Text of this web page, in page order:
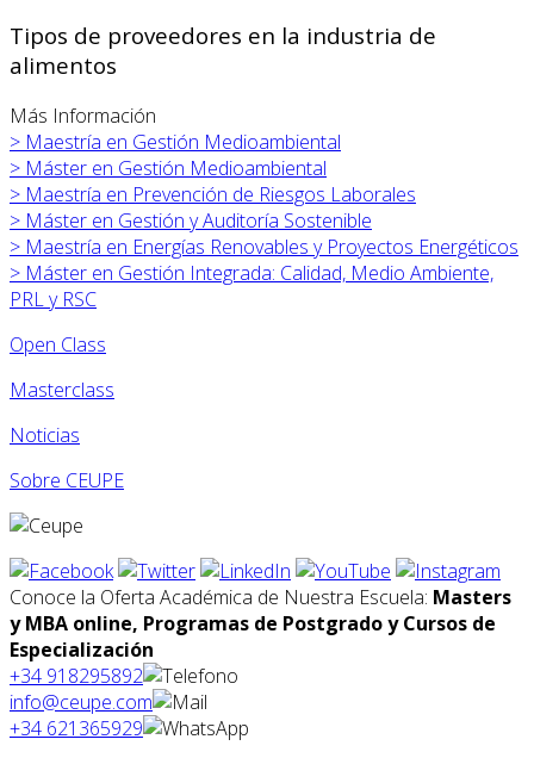
Tipos de proveedores en la industria de
alimentos
Más Información
> Maestría en Gestión Medioambiental
> Máster en Gestión Medioambiental
> Maestría en Prevención de Riesgos Laborales
> Máster en Gestión y Auditoría Sostenible
> Maestría en Energías Renovables y Proyectos Energéticos
> Máster en Gestión Integrada: Calidad, Medio Ambiente,
PRL y RSC
Open Class
Masterclass
Noticias
Sobre CEUPE
Conoce la Oferta Académica de Nuestra Escuela: Masters
y MBA online, Programas de Postgrado y Cursos de
Especialización
+34 918295892
info@ceupe.com
+34 621365929